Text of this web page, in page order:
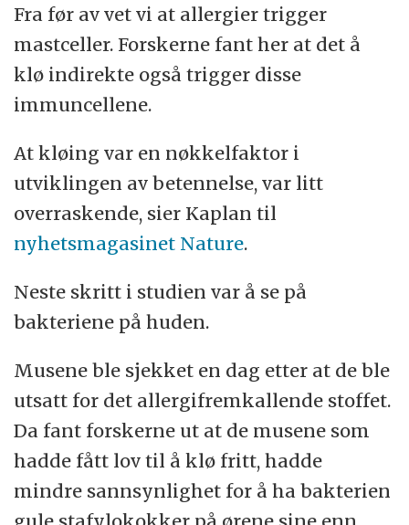
Fra før av vet vi at allergier trigger
mastceller. Forskerne fant her at det å
klø indirekte også trigger disse
immuncellene.
At kløing var en nøkkelfaktor i
utviklingen av betennelse, var litt
overraskende, sier Kaplan til
nyhetsmagasinet Nature.
Neste skritt i studien var å se på
bakteriene på huden.
Musene ble sjekket en dag etter at de ble
utsatt for det allergifremkallende stoffet.
Da fant forskerne ut at de musene som
hadde fått lov til å klø fritt, hadde
mindre sannsynlighet for å ha bakterien